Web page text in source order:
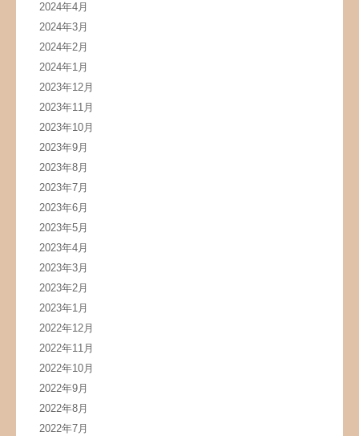
2024年4月
2024年3月
2024年2月
2024年1月
2023年12月
2023年11月
2023年10月
2023年9月
2023年8月
2023年7月
2023年6月
2023年5月
2023年4月
2023年3月
2023年2月
2023年1月
2022年12月
2022年11月
2022年10月
2022年9月
2022年8月
2022年7月